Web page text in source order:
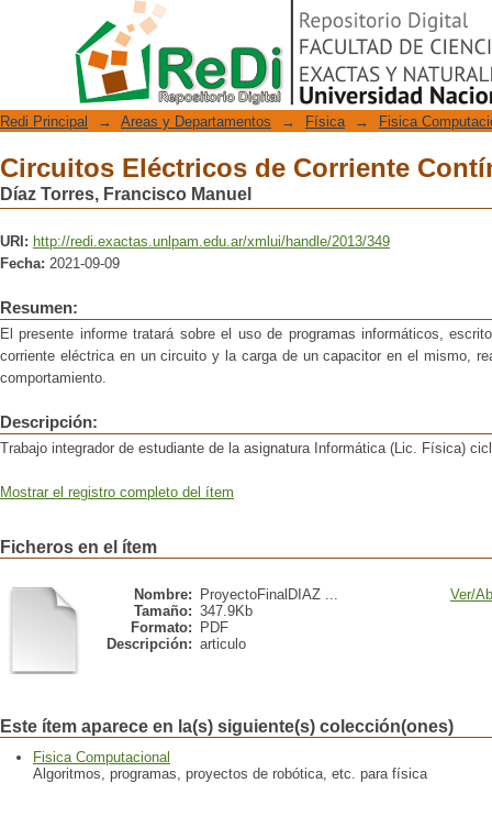
Circuitos Eléctricos de Corriente
Repositorio Digital
Redi Principal → Areas y Departamentos → Física → Fisica
Circuitos Eléctricos de Corriente
Díaz Torres, Francisco Manuel
URI: http://redi.exactas.unlpam.edu.ar/xmlui/handle/2013/349
Fecha: 2021-09-09
Resumen:
El presente informe tratará sobre el uso de programas informáticos,
corriente eléctrica en un circuito y la carga de un capacitor en el mismo,
comportamiento.
Descripción:
Trabajo integrador de estudiante de la asignatura Informática (Lic. Física)
Mostrar el registro completo del ítem
Ficheros en el ítem
Nombre:
ProyectoFinalDIAZ ...
Tamaño: 347.9Kb
Formato:
PDF
Descripción: articulo
Ver/
Este ítem aparece en la(s) siguiente(s) colección(ones)
Fisica Computacional
Algoritmos, programas, proyectos de robótica, etc. para física